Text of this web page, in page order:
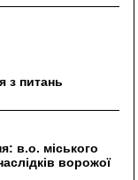
з питань
в.о. міського
ворожої